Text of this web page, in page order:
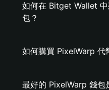
如何在 Bitget Wallet
包？
如何購買 PixelWarp 代
最好的 PixelWarp 錢包